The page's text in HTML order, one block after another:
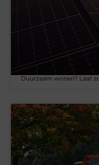
Duurzaam wonen? Laat